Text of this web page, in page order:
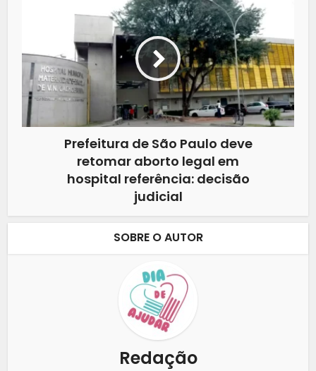
Prefeitura de São Paulo deve
retomar aborto legal em
hospital referência: decisão
judicial
SOBRE O AUTOR
Redação